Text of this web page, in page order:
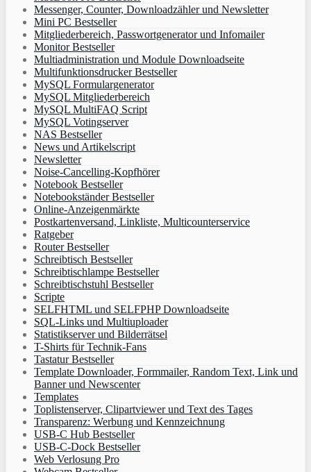
Messenger, Counter, Downloadzähler und Newsletter
Mini PC Bestseller
Mitgliederbereich, Passwortgenerator und Infomailer
Monitor Bestseller
Multiadministration und Module Downloadseite
Multifunktionsdrucker Bestseller
MySQL Formulargenerator
MySQL Mitgliederbereich
MySQL MultiFAQ Script
MySQL Votingserver
NAS Bestseller
News und Artikelscript
Newsletter
Noise-Cancelling-Kopfhörer
Notebook Bestseller
Notebookständer Bestseller
Online-Anzeigenmärkte
Postkartenversand, Linkliste, Multicounterservice
Ratgeber
Router Bestseller
Schreibtisch Bestseller
Schreibtischlampe Bestseller
Schreibtischstuhl Bestseller
Scripte
SELFHTML und SELFPHP Downloadseite
SQL-Links und Multiuploader
Statistikserver und Bilderrätsel
T-Shirts für Technik-Fans
Tastatur Bestseller
Template Downloader, Formmailer, Random Text, Link und
Banner und Newscenter
Templates
Toplistenserver, Clipartviewer und Text des Tages
Transparenz: Werbung und Kennzeichnung
USB-C Hub Bestseller
USB-C-Dock Bestseller
Web Verlosung Pro